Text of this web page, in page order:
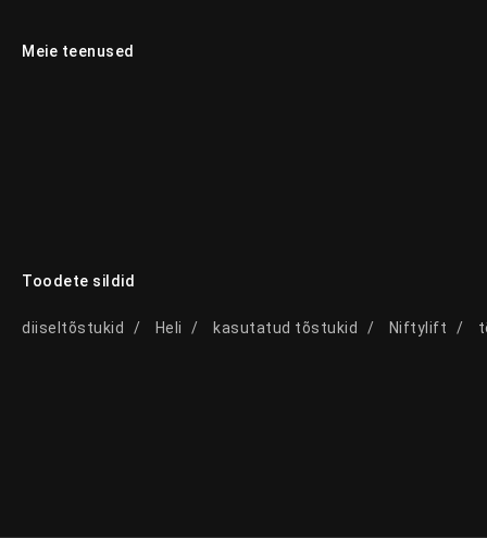
Meie teenused
Toodete sildid
diiseltõstukid Heli kasutatud tõstukid Niftylift